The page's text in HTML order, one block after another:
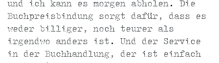
und ich kann es morgen abholen. Die
Buchpreisbindung sorgt dafür, dass es
weder billiger, noch teurer als
irgendwo anders ist. Und der Service
in der Buchhandlung, der ist einfach